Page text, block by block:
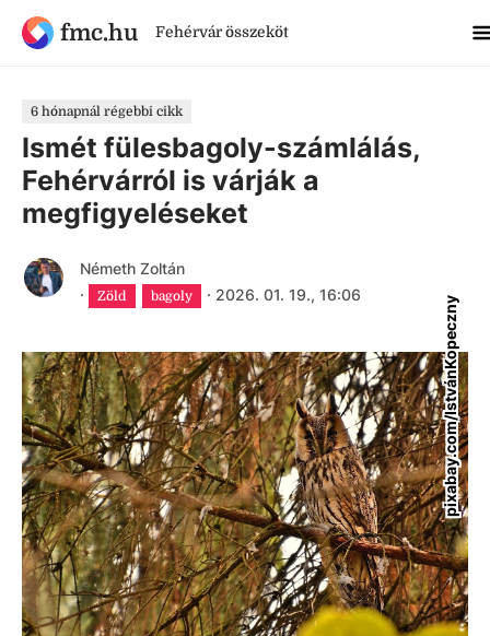
fmc.hu Fehérvár összeköt
6 hónapnál régebbi cikk
Ismét fülesbagoly-számlálás,
Fehérvárról is várják a
megfigyeléseket
Németh Zoltán
·
Zöld bagoly · 2026. 01. 19., 16:06
pixabay.com/IstvánKopeczny